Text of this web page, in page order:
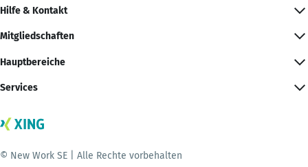
Hilfe & Kontakt
Mitgliedschaften
Hauptbereiche
Services
© New Work SE | Alle Rechte vorbehalten